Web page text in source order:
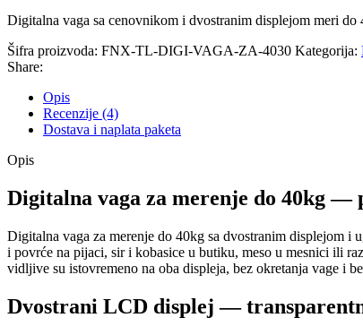
Digitalna vaga sa cenovnikom i dvostranim displejom meri
Šifra proizvoda: FNX-TL-DIGI-VAGA-ZA-4030 Kategorija:
Share:
Opis
Recenzije (4)
Dostava i naplata paketa
Opis
Digitalna vaga za merenje do 40kg —
Digitalna vaga za merenje do 40kg sa dvostranim displejom i
i povrće na pijaci, sir i kobasice u butiku, meso u mesnici ili
vidljive su istovremeno na oba displeja, bez okretanja vage i
Dvostrani LCD displej —